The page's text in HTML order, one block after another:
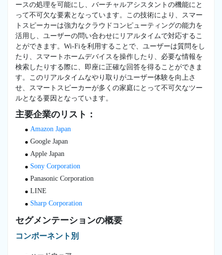
ースの処理を可能にし、バーチャルアシスタントの機能にと
って不可欠な要素となっています。この技術により、スマー
トスピーカーは強力なクラウドコンピューティングの能力を
活用し、ユーザーの問い合わせにリアルタイムで対応するこ
とができます。Wi-Fiを利用することで、ユーザーは質問をし
たり、スマートホームデバイスを操作したり、必要な情報を
検索したりする際に、即座に正確な回答を得ることができま
す。このリアルタイムなやり取りがユーザー体験を向上さ
せ、スマートスピーカーが多くの家庭にとって不可欠なツー
ルとなる要因となっています。
主要企業のリスト：
Amazon Japan
Google Japan
Apple Japan
Sony Corporation
Panasonic Corporation
LINE
Sharp Corporation
セグメンテーションの概要
コンポーネント別